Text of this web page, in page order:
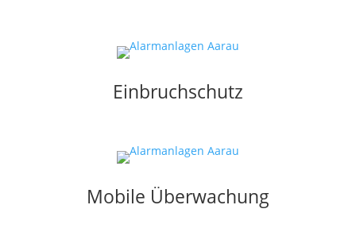
Einbruchschutz
Mobile Überwachung